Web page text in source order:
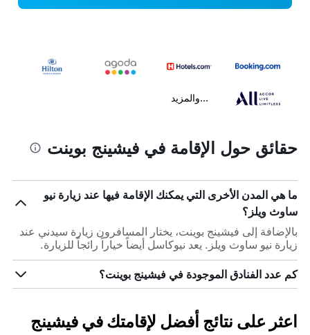
...والمزيد
حقائق حول الإقامة في فيشينج بوينت
ما هي المدن الأخرى التي يمكنك الإقامة فيها عند زيارة نيو
ساوث ويلز؟
بالإضافة إلى فيشينج بوينت، يختار المسافرون زيارة سيدني عند
زيارة نيو ساوث ويلز. يعد نيوكاسل أيضاً خياراً رائجاً للزيارة.
كم عدد الفنادق الموجودة في فيشينج بوينت؟
اعثر على نتائج أفضل لإقامتك في فيشينج